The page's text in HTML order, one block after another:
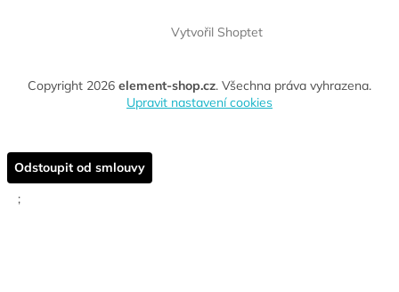
Vytvořil Shoptet
Copyright 2026 element-shop.cz. Všechna práva vyhrazena.
Upravit nastavení cookies
Odstoupit od smlouvy
;